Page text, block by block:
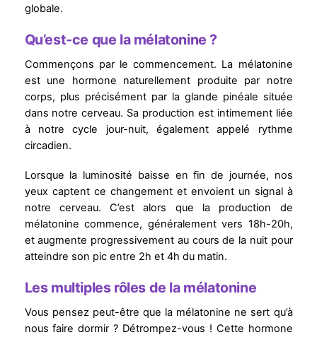
globale.
Qu’est-ce que la mélatonine ?
Commençons par le commencement. La mélatonine
est une hormone naturellement produite par notre
corps, plus précisément par la glande pinéale située
dans notre cerveau. Sa production est intimement liée
à notre cycle jour-nuit, également appelé rythme
circadien.
Lorsque la luminosité baisse en fin de journée, nos
yeux captent ce changement et envoient un signal à
notre cerveau. C’est alors que la production de
mélatonine commence, généralement vers 18h-20h,
et augmente progressivement au cours de la nuit pour
atteindre son pic entre 2h et 4h du matin.
Les multiples rôles de la mélatonine
Vous pensez peut-être que la mélatonine ne sert qu’à
nous faire dormir ? Détrompez-vous ! Cette hormone